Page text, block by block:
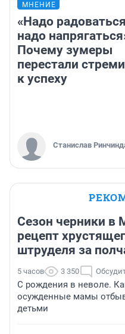
МНЕНИЕ
«Надо
надо
Почему зумеры
перестали
к успеху
Станислав
Сезон черники в
рецепт
штруделя за
5 часов 3 350
С рождения в неволе.
осужденные мамы
детьми